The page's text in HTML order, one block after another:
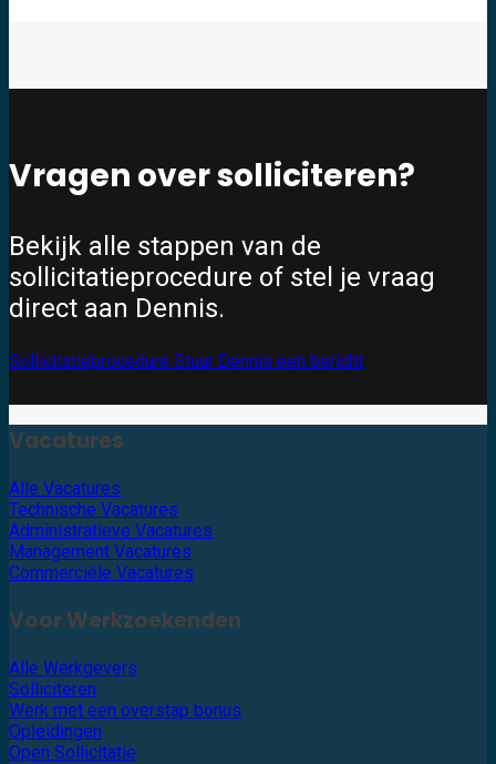
Vragen over solliciteren?
Bekijk alle stappen van de
sollicitatieprocedure of stel je vraag
direct aan Dennis.
Sollicitatieprocedure Stuur Dennis een bericht
Vacatures
Alle Vacatures
Technische Vacatures
Administratieve Vacatures
Management Vacatures
Commerciële Vacatures
Voor Werkzoekenden
Alle Werkgevers
Solliciteren
Werk met een overstap bonus
Opleidingen
Open Sollicitatie